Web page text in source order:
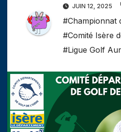
JUIN 12, 2025
#Championnat
#Comité Isère
#Ligue Golf